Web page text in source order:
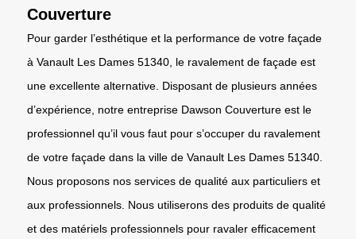
Couverture
Pour garder l’esthétique et la performance de votre façade
à Vanault Les Dames 51340, le ravalement de façade est
une excellente alternative. Disposant de plusieurs années
d’expérience, notre entreprise Dawson Couverture est le
professionnel qu’il vous faut pour s’occuper du ravalement
de votre façade dans la ville de Vanault Les Dames 51340.
Nous proposons nos services de qualité aux particuliers et
aux professionnels. Nous utiliserons des produits de qualité
et des matériels professionnels pour ravaler efficacement